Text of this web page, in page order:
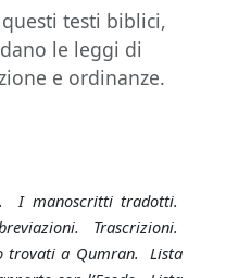
testi biblici,
le leggi di
e ordinanze.
I manoscritti tradotti.
Trascrizioni.
trovati a Qumran. Lista